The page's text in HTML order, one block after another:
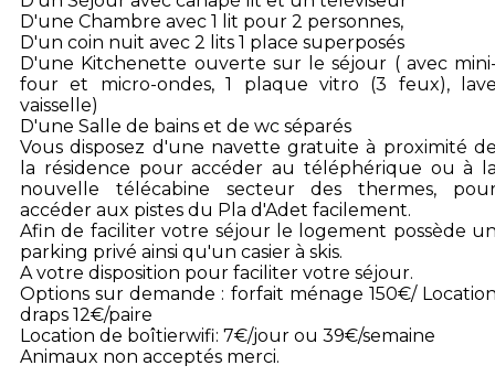
D'une Chambre avec 1 lit pour 2 personnes,
D'un coin nuit avec 2 lits 1 place superposés
D'une Kitchenette ouverte sur le séjour ( avec
four et micro-ondes, 1 plaque vitro (3 feux),
vaisselle)
D'une Salle de bains et de wc séparés
Vous disposez d'une navette gratuite à proximité
la résidence pour accéder au téléphérique ou à
nouvelle télécabine secteur des thermes,
accéder aux pistes du Pla d'Adet facilement.
Afin de faciliter votre séjour le logement possède
parking privé ainsi qu'un casier à skis.
A votre disposition pour faciliter votre séjour.
Options sur demande : forfait ménage 150€/
draps 12€/paire
Location de boîtierwifi: 7€/jour ou 39€/semaine
Animaux non acceptés merci.